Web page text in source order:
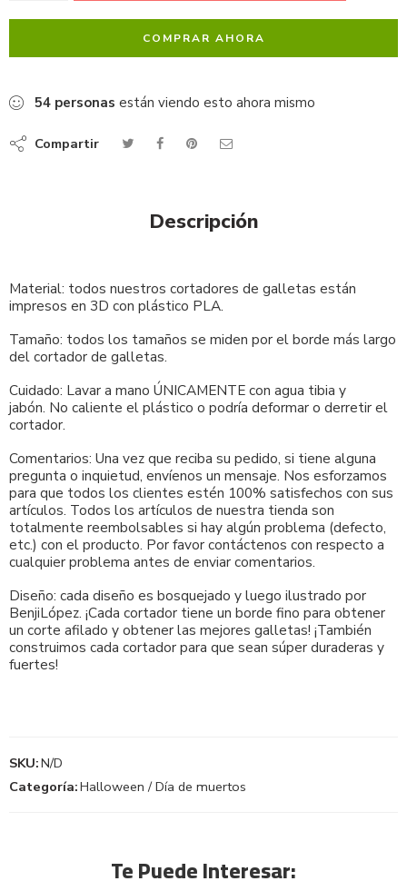
COMPRAR AHORA
54 personas están viendo esto ahora mismo
Compartir
Descripción
Material: todos nuestros cortadores de galletas están
impresos en 3D con plástico PLA.
Tamaño: todos los tamaños se miden por el borde más largo
del cortador de galletas.
Cuidado: Lavar a mano ÚNICAMENTE con agua tibia y
jabón. No caliente el plástico o podría deformar o derretir el
cortador.
Comentarios: Una vez que reciba su pedido, si tiene alguna
pregunta o inquietud, envíenos un mensaje. Nos esforzamos
para que todos los clientes estén 100% satisfechos con sus
artículos. Todos los artículos de nuestra tienda son
totalmente reembolsables si hay algún problema (defecto,
etc.) con el producto. Por favor contáctenos con respecto a
cualquier problema antes de enviar comentarios.
Diseño: cada diseño es bosquejado y luego ilustrado por
BenjiLópez. ¡Cada cortador tiene un borde fino para obtener
un corte afilado y obtener las mejores galletas! ¡También
construimos cada cortador para que sean súper duraderas y
fuertes!
SKU:N/D
Categoría:Halloween / Día de muertos
Te Puede Interesar: